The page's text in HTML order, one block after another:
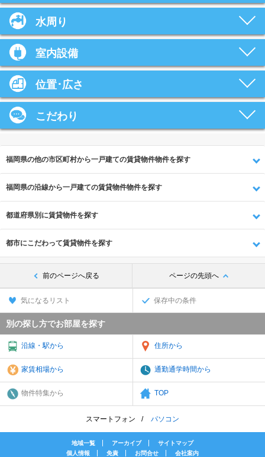
水周り
室内設備
位置･広さ
こだわり
福岡県の他の市区町村から一戸建ての賃貸物件物件を探す
福岡県の沿線から一戸建ての賃貸物件物件を探す
都道府県別に賃貸物件を探す
都市にこだわって賃貸物件を探す
前のページへ戻る ページの先頭へ
気になるリスト 保存中の条件
別の探し方でお部屋を探す
沿線・駅から 住所から
家賃相場から 通勤通学時間から
物件特集から TOP
スマートフォン パソコン
地域一覧 アーカイブ
サイトマップ
個人情報
免責 お問合せ 会社案内